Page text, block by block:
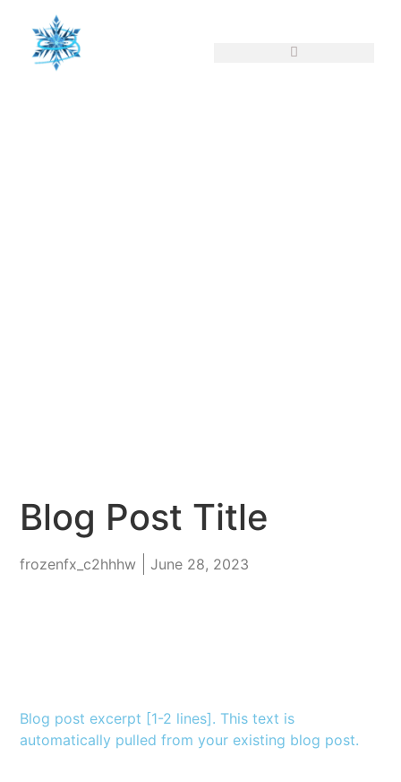
Blog Post Title
frozenfx_c2hhhw June 28, 2023
Blog post excerpt [1-2 lines]. This text is
automatically pulled from your existing blog post.